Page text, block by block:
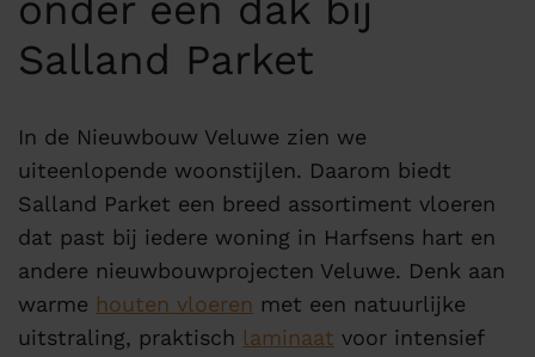
Salland Parket
In de Nieuwbouw Veluwe zien we
uiteenlopende woonstijlen. Daarom biedt
Salland Parket een breed assortiment vloeren
dat past bij iedere woning in Harfsens hart en
andere nieuwbouwprojecten Veluwe. Denk aan
warme houten vloeren met een natuurlijke
uitstraling, praktisch laminaat voor intensief